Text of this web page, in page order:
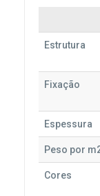
Estrutura
Fixação
Espessura
Peso por
Cores